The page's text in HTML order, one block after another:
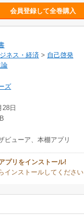
会員登録して全巻購入
ネス・経済 > 自己啓発
論
ズ
28日
ビューア、本棚アプリ
プリをインストール!
インストールしてください